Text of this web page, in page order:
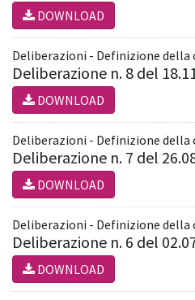
DOWNLOAD
Deliberazioni - Definizione della
Deliberazione n. 8 del
DOWNLOAD
Deliberazioni - Definizione della
Deliberazione n. 7 del
DOWNLOAD
Deliberazioni - Definizione della
Deliberazione n. 6 del
DOWNLOAD